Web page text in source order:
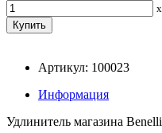
x
Артикул: 100023
Информация
Удлинитель магазина